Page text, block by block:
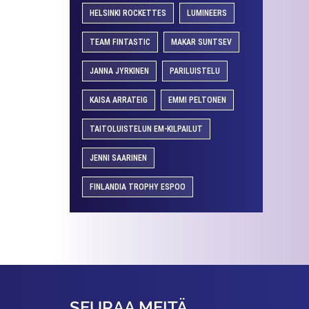
HELSINKI ROCKETTES LUMINEERS
TEAM FINTASTIC MAKAR SUNTSEV
JANNA JYRKINEN PARILUISTELU
KAISA ARRATEIG EMMI PELTONEN
TAITOLUISTELUN EM-KILPAILUT
JENNI SAARINEN
FINLANDIA TROPHY ESPOO